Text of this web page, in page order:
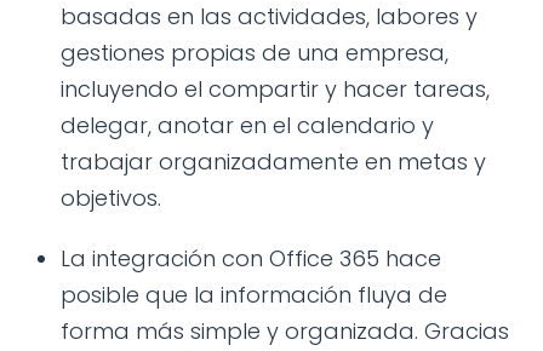
basadas en las actividades, labores y
gestiones propias de una empresa,
incluyendo el compartir y hacer tareas,
delegar, anotar en el calendario y
trabajar organizadamente en metas y
objetivos.
La integración con Office 365 hace
posible que la información fluya de
forma más simple y organizada. Gracias